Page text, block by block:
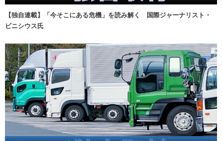
【独自連載】「今そこにある危機」を読み解く 国際ジャーナリスト・
ビニシウス氏